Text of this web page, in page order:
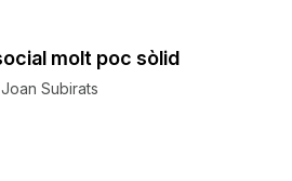
molt poc sòlid
Joan Subirats